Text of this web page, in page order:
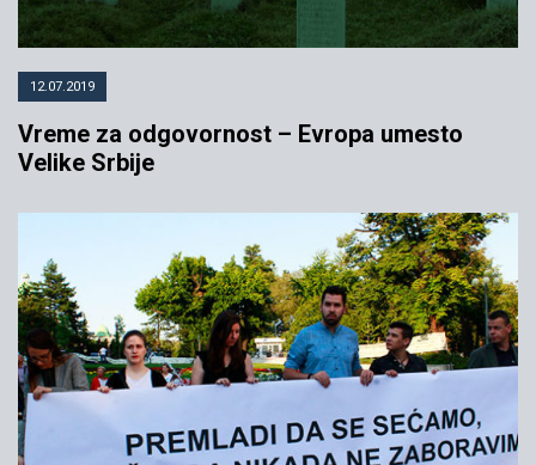
12.07.2019
Vreme za odgovornost – Evropa umesto
Velike Srbije